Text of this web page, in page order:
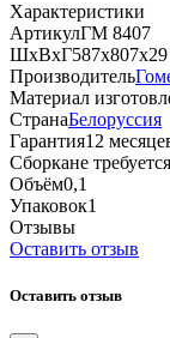
Характеристики
АртикулГМ 8407
ШхВхГ587х807х29
Производитель
Материал
СтранаБелоруссия
Гарантия12
Сборкане требуется
Объём0,1
Упаковок1
Отзывы
Оставить отзыв
Оставить отзыв